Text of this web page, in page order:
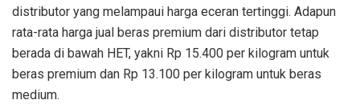
distributor yang melampaui harga eceran tertinggi. Adapun
rata-rata harga jual beras premium dari distributor tetap
berada di bawah HET, yakni Rp 15.400 per kilogram untuk
beras premium dan Rp 13.100 per kilogram untuk beras
medium.